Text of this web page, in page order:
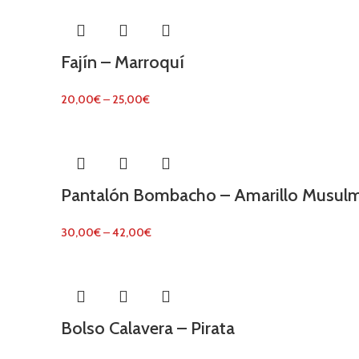
Fajín – Marroquí
20,00€– 25,00€
Pantalón Bombacho – Amarillo
30,00€–42,00€
Bolso Calavera – Pirata